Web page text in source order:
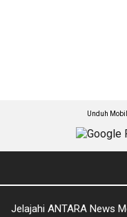
Unduh
Jelajahi ANTARA News